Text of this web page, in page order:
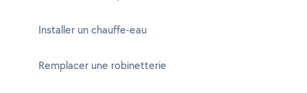
Installer un chauffe-eau
Remplacer une robinetterie